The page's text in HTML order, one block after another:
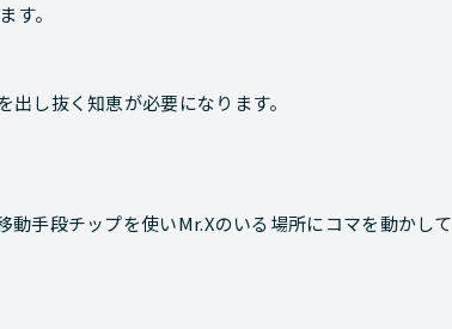
す。
し抜く知恵が必要になります。
手段チップを使いMr.Xのいる場所にコマを動かして